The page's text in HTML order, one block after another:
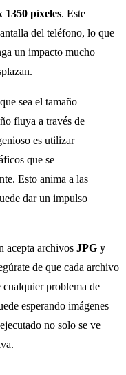
1350 píxeles. Este
del teléfono, lo que
un impacto mucho
sea el tamaño
fluya a través de
es utilizar
que se
Esto anima a las
dar un impulso
acepta archivos JPG y
de que cada archivo
cualquier problema de
esperando imágenes
no solo se ve